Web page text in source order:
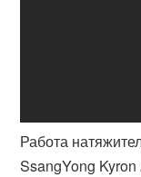
Работа
SsangYong Kyron